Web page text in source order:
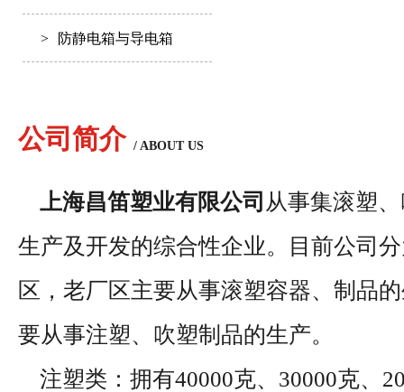
> 防静电箱与导电箱
公司简介 / ABOUT US
上海昌笛塑业有限公司 从事集滚塑
生产及开发的综合性企业。目前公司
区，老厂区主要从事滚塑容器、制品
要从事注塑、吹塑制品的生产。
注塑类：拥有40000克、30000克、